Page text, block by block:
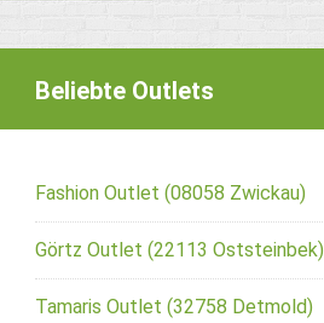
Beliebte Outlets
Fashion Outlet (08058 Zwickau)
Görtz Outlet (22113 Oststeinbek)
Tamaris Outlet (32758 Detmold)